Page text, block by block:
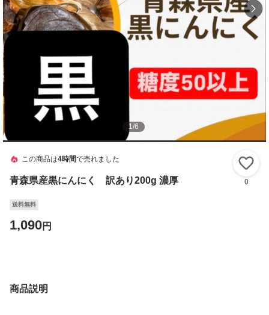
1/6
この商品は4時間で売れました
青森県産黒にんにく 訳あり200g 濃厚 0
送料無料
1,090円
商品説明